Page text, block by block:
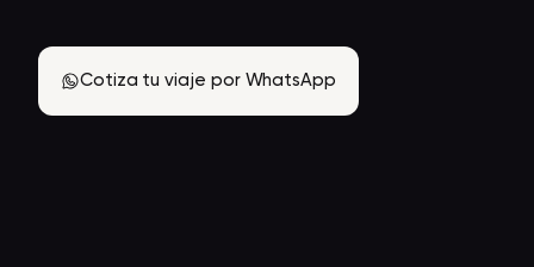
Cotiza tu viaje por WhatsApp